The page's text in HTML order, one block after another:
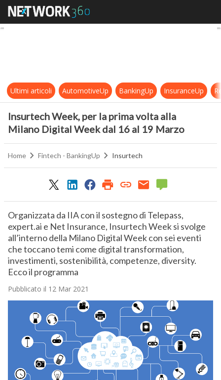
Insurtech Week, per la prima
Ultimi articoli AutomotiveUp BankingUp InsuranceUp
Insurtech Week, per la prima volta alla
Milano Digital Week dal 16 al 19 Marzo
Home Fintech - BankingUp Insurtech
Organizzata da IIA con il sostegno di Telepass,
expert.ai e Net Insurance, Insurtech Week si svolge
all’interno della Milano Digital Week con sei eventi
che toccano temi come digital transformation,
investimenti, sostenibilità, competenze, diversity.
Ecco il programma
Pubblicato il 12 Mar 2021